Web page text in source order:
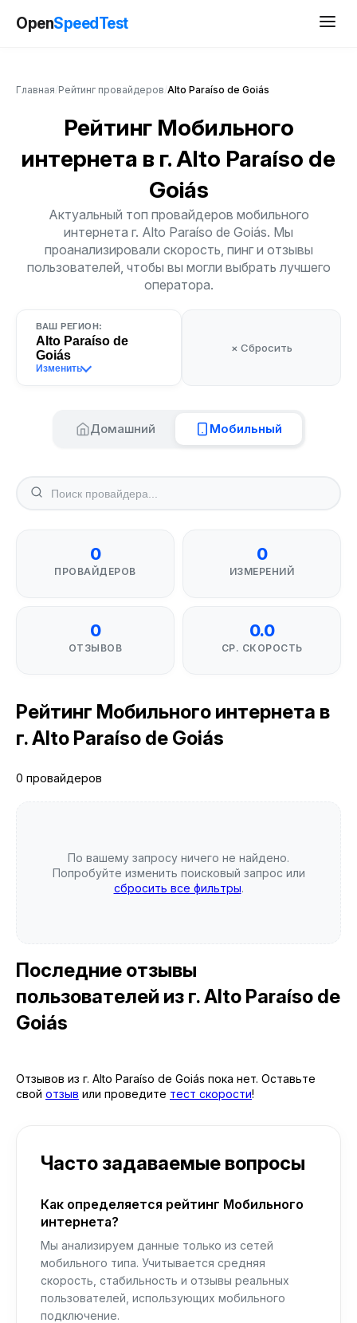
OpenSpeedTest
Главная Рейтинг провайдеров Alto Paraíso de Goiás
Рейтинг Мобильного
интернета в г. Alto Paraíso de
Goiás
Актуальный топ провайдеров мобильного
интернета г. Alto Paraíso de Goiás. Мы
проанализировали скорость, пинг и отзывы
пользователей, чтобы вы могли выбрать лучшего
оператора.
ВАШ РЕГИОН:
Alto Paraíso de
Goiás
Изменить
× Сбросить
Домашний Мобильный
0
ПРОВАЙДЕРОВ
0
ИЗМЕРЕНИЙ
0
ОТЗЫВОВ
0.0
СР. СКОРОСТЬ
Рейтинг Мобильного интернета в
г. Alto Paraíso de Goiás
0 провайдеров
По вашему запросу ничего не найдено.
Попробуйте изменить поисковый запрос или
сбросить все фильтры.
Последние отзывы
пользователей из г. Alto Paraíso de
Goiás
Отзывов из г. Alto Paraíso de Goiás пока нет. Оставьте
свой отзыв или проведите тест скорости!
Часто задаваемые вопросы
Как определяется рейтинг Мобильного
интернета?
Мы анализируем данные только из сетей
мобильного типа. Учитывается средняя
скорость, стабильность и отзывы реальных
пользователей, использующих мобильного
подключение.